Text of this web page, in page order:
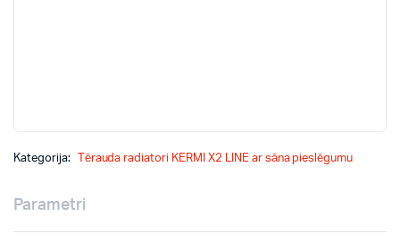
Kategorija: Tērauda radiatori KERMI X2 LINE ar sāna pieslēgumu
Parametri